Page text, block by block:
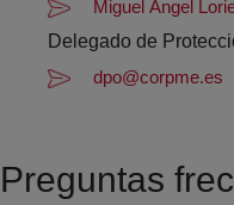
Miguel Ángel
Delegado de
dpo@corpme.es
Preguntas